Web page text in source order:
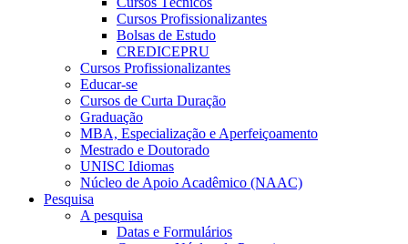
Cursos Profissionalizantes
Bolsas de Estudo
CREDICEPRU
Cursos Profissionalizantes
Educar-se
Cursos de Curta Duração
Graduação
MBA, Especialização e Aperfeiçoamento
Mestrado e Doutorado
UNISC Idiomas
Núcleo de Apoio Acadêmico (NAAC)
Pesquisa
A pesquisa
Datas e Formulários